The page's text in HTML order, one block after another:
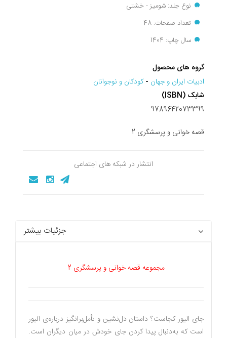
نوع جلد: شومیز - خشتی
تعداد صفحات: 48
سال چاپ: 1404
گروه های محصول
ادبيات ايران و جهان - کودکان و نوجوانان
شابک (ISBN)
9789642073399
قصه خوانی و پرسشگری 2
انتشار در شبکه های اجتماعی
جزئیات بیشتر
مجموعه قصه خوانی و پرسشگری 2
جای الیور کجاست؟ داستان دل‌نشین و تأمل‌برانگیز درباره‌ی الیور
است که به‌دنبال پیدا کردن جای خودش در میان دیگران است.